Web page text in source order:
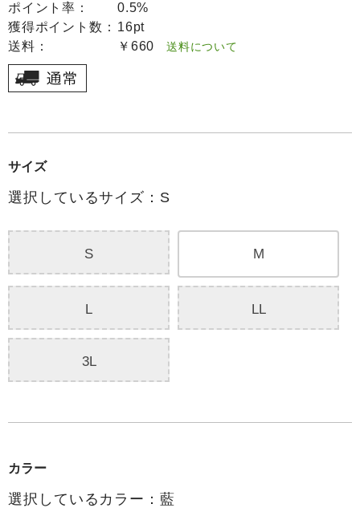
ポイント率：
0.5%
獲得ポイント数： 16pt
送料：
￥660 送料について
サイズ
選択しているサイズ：S
S M
L LL
3L
カラー
選択しているカラー：藍